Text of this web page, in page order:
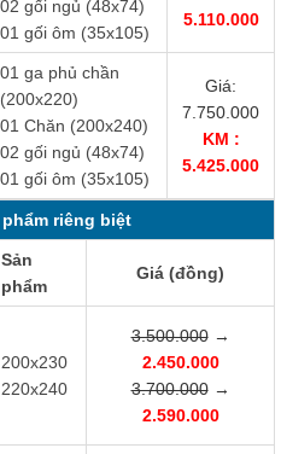
02 gối ngủ (48x74)
01 gối ôm (35x105)
5.110.000
01 ga phủ chần
(200x220)
01 Chăn (200x240)
02 gối ngủ (48x74)
01 gối ôm (35x105)
Giá:
7.750.000
KM :
5.425.000
riêng biệt
Sản
phẩm
Giá (đồng)
200x230
220x240
3.500.000→
2.450.000
3.700.000→
2.590.000